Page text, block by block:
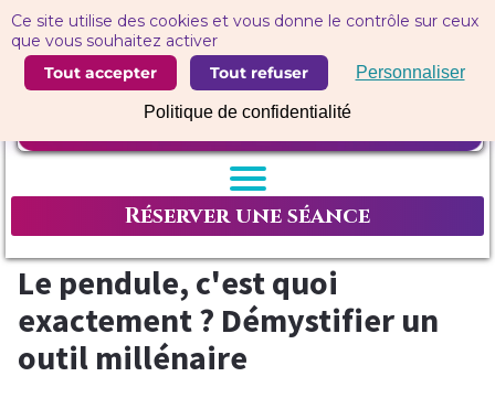
Ce site utilise des cookies et vous donne le contrôle sur ceux
que vous souhaitez activer
Tout accepter
Tout refuser Personnaliser
Politique de confidentialité
Réserver une séance
Le pendule, c'est quoi
exactement ? Démystifier un
outil millénaire